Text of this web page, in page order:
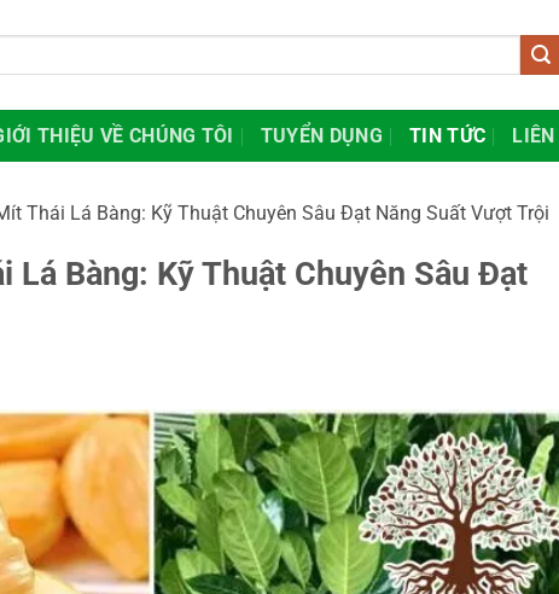
THIỆU VỀ CHÚNG TÔI TUYỂN DỤNG TIN TỨC LIÊN
Thái Lá Bàng: Kỹ Thuật Chuyên Sâu Đạt Năng Suất Vượt Trội
Lá Bàng: Kỹ Thuật Chuyên Sâu Đạt